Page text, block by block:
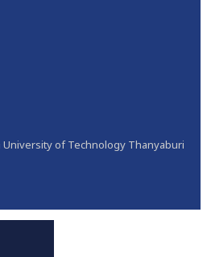
University of Technology Thanyaburi